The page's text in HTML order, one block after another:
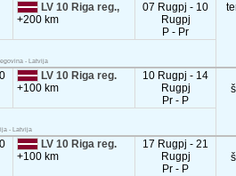
LV 10 Riga reg.,
+200 km
07 Rugpj - 10
Rugpj
P - Pr
- Latvija
LV 10 Riga reg.
+100 km
10 Rugpj - 14
Rugpj
Pr - P
- Latvija
LV 10 Riga reg.
+100 km
17 Rugpj - 21
Rugpj
Pr - P